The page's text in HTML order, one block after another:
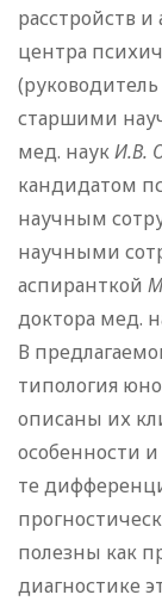
расстройств
центра
старшими
мед. наукИ.В.
кандидатом
научным
научными
аспиранткой
доктора мед.
В
типология
описаны их
особенности
те
полезны как
диагностике